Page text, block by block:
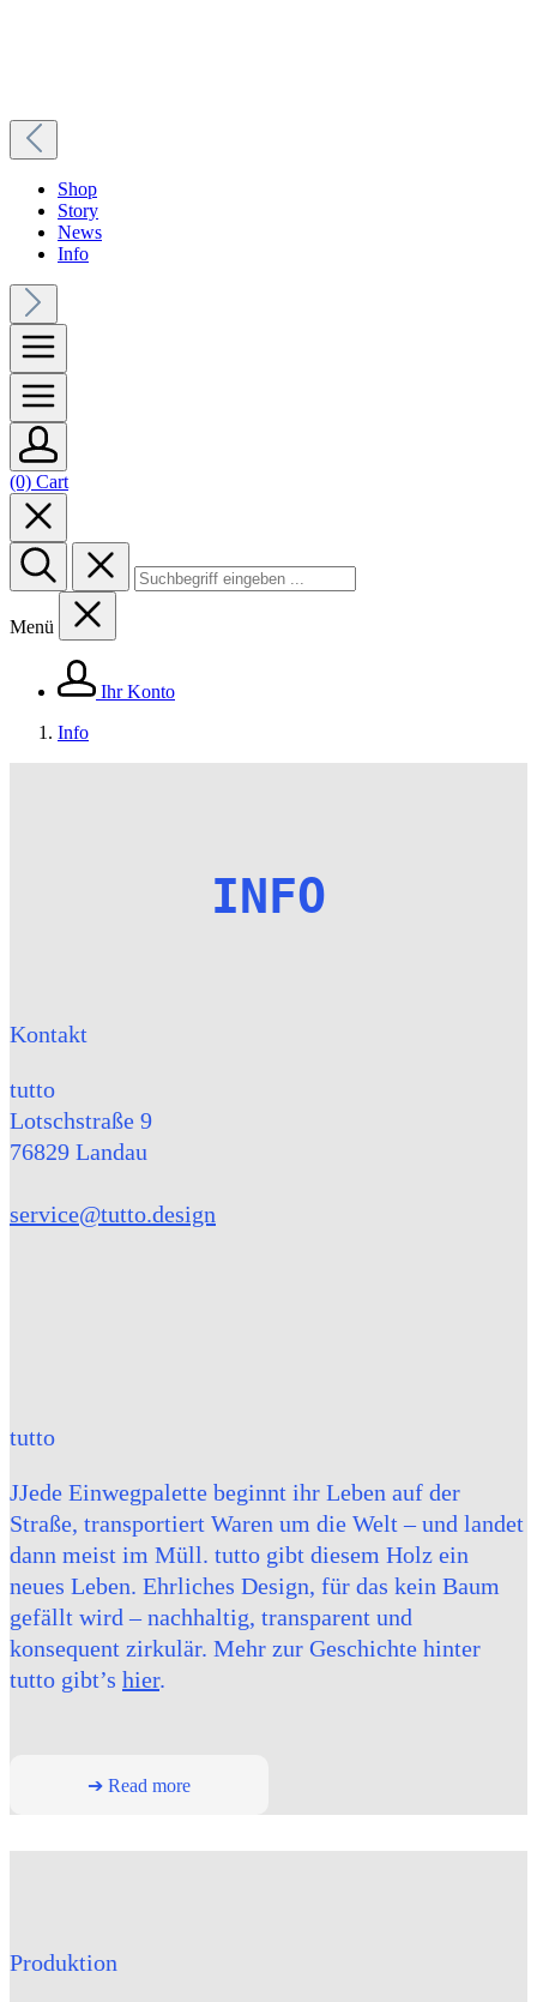
Shop
Story
News
Info
(0) Cart
Menü
Ihr Konto
Info
INFO
Kontakt
tutto
Lotschstraße 9
76829 Landau
service@tutto.design
tutto
JJede Einwegpalette beginnt ihr Leben auf der
Straße, transportiert Waren um die Welt – und landet
dann meist im Müll. tutto gibt diesem Holz ein
neues Leben. Ehrliches Design, für das kein Baum
gefällt wird – nachhaltig, transparent und
konsequent zirkulär. Mehr zur Geschichte hinter
tutto gibt’s hier.
➔ Read more
Produktion